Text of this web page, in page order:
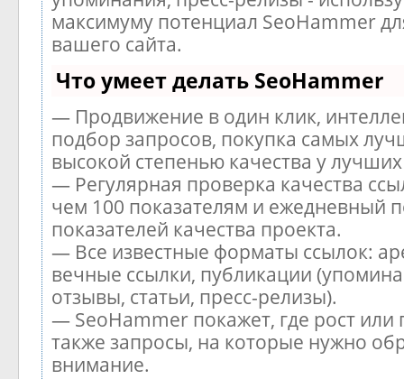
максимуму потенциал SeoHammer
вашего сайта.
Что умеет делать SeoHammer
— Продвижение в один клик,
подбор запросов, покупка самых
высокой степенью качества у
— Регулярная проверка качества
чем 100 показателям и ежедневный
показателей качества проекта.
— Все известные форматы ссылок:
вечные ссылки, публикации
отзывы, статьи, пресс-релизы).
— SeoHammer покажет, где рост или
также запросы, на которые нужно
внимание.